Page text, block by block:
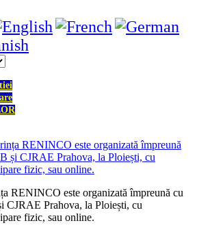
RENINCO este organizată împreună cu
CJRAE Prahova, la Ploiești, cu
fizic, sau online.